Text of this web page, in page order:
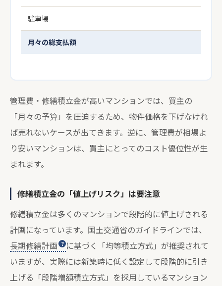
駐車場
月々の総支払額
管理費・修繕積立金が高いマンションでは、買主の
「月々の予算」を圧迫するため、物件価格を下げなけれ
ば売れないケースが出てきます。逆に、管理費が相場よ
り安いマンションは、買主にとってのコスト優位性が生
まれます。
修繕積立金の「値上げリスク」は要注意
修繕積立金は多くのマンションで段階的に値上げされる
計画になっています。国土交通省のガイドラインでは、
長期修繕計画
に基づく「均等積立方式」が推奨されて
いますが、実際には新築時に低く設定して段階的に引き
上げる「段階増額積立方式」を採用しているマンション